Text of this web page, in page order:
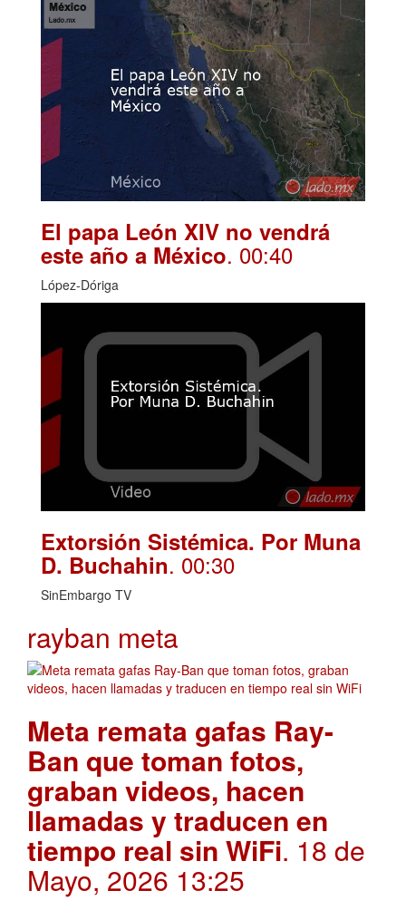
El papa León XIV no vendrá
este año a México. 00:40
López-Dóriga
Extorsión Sistémica. Por Muna
D. Buchahin. 00:30
SinEmbargo TV
rayban meta
Meta remata gafas Ray-
Ban que toman fotos,
graban videos, hacen
llamadas y traducen en
tiempo real sin WiFi. 18 de
Mayo, 2026 13:25